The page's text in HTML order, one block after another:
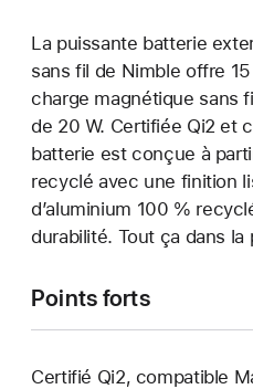
La puissante batterie
sans fil de Nimble offre
charge magnétique sans
de 20 W. Certifiée Qi2 et
batterie est conçue à
recyclé avec une finition
d’aluminium 100 %
durabilité. Tout ça dans
Points forts
Certifié Qi2, compatible